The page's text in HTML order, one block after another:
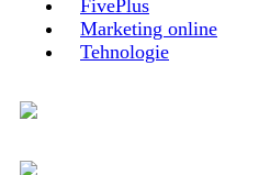
FivePlus
Marketing online
Tehnologie